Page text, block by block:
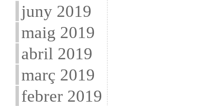
juny 2019
maig 2019
abril 2019
març 2019
febrer 2019